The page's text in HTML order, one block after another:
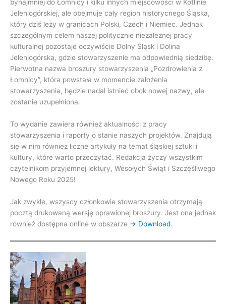
bynajmniej do Łomnicy i kilku innych miejscowości w Kotlinie
Jeleniogórskiej, ale obejmuje cały region historycnego Śląska,
który dziś leży w granicach Polski, Czech i Niemiec. Jednak
szczególnym celem naszej politycznie niezależnej pracy
kulturalnej pozostaje oczywiście Dolny Śląsk i Dolina
Jeleniogórska, gdzie stowarzyszenie ma odpowiednią siedzibę.
Pierwotna nazwa broszury stowarzyszenia „Pozdrowienia z
Łomnicy”, która powstała w momencie założenia
stowarzyszenia, będzie nadal istnieć obok nowej nazwy, ale
zostanie uzupełniona.
To wydanie zawiera również aktualności z pracy
stowarzyszenia i raporty o stanie naszych projektów. Znajdują
się w nim również liczne artykuły na temat śląskiej sztuki i
kultury, które warto przeczytać. Redakcja życzy wszystkim
czytelnikom przyjemnej lektury, Wesołych Świąt i Szczęśliwego
Nowego Roku 2025!
Jak zwykle, wszyscy członkowie stowarzyszenia otrzymają
pocztą drukowaną wersję oprawionej broszury. Jest ona jednak
również dostępna online w obszarze → Download.